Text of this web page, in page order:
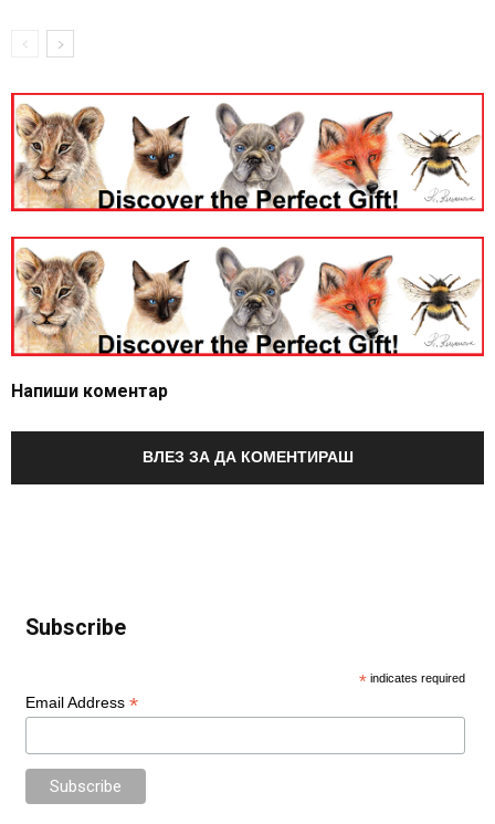
Напиши коментар
ВЛЕЗ ЗА ДА КОМЕНТИРАШ
Subscribe
* indicates required
Email Address *